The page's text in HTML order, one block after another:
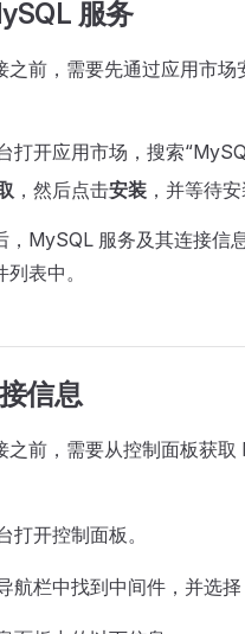
服务
之前，需要先通过应用市场
打开应用市场，搜索
，然后点击安装 ，并等待安
，MySQL 服务及其连接信
表中。
信息
之前，需要从控制面板获取
打开控制面板。
航栏中找到中间件，并选择